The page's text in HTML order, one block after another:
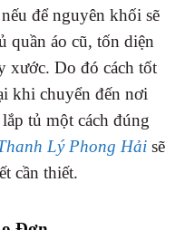
để nguyên khối sẽ
quần áo cũ, tốn diện
xước. Do đó cách tốt
khi chuyển đến nơi
tủ một cách đúng
Lý Phong Hải sẽ
cần thiết.